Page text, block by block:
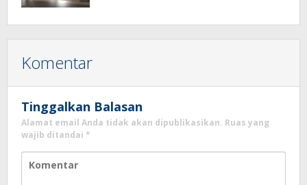
Komentar
Tinggalkan Balasan
Alamat email Anda tidak akan dipublikasikan. Ruas yang
wajib ditandai *